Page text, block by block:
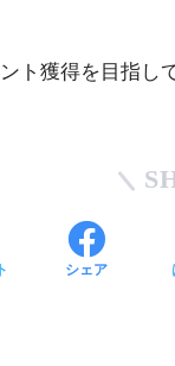
ト獲得を目指し
シェア